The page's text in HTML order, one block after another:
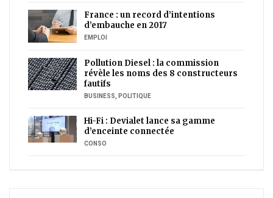
France : un record d’intentions
d’embauche en 2017
EMPLOI
Pollution Diesel : la commission
révèle les noms des 8 constructeurs
fautifs
BUSINESS POLITIQUE
Hi-Fi : Devialet lance sa gamme
d’enceinte connectée
CONSO